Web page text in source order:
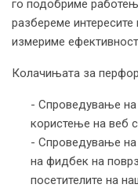
го подобриме
разбереме
измериме
Колачињата за
- Спроведување на
користење на веб
- Спроведување
на фидбек на
посетителите на